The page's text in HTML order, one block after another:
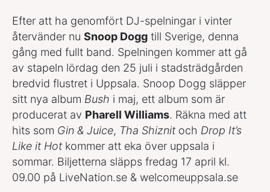
Efter att ha genomfört DJ-spelningar i vinter
återvänder nu Snoop Dogg till Sverige, denna
gång med fullt band. Spelningen kommer att gå
av stapeln lördag den 25 juli i stadsträdgården
bredvid flustret i Uppsala. Snoop Dogg släpper
sitt nya album Bush i maj, ett album som är
producerat av Pharell Williams. Räkna med att
hits som Gin & Juice, Tha Shiznit och Drop It’s
Like it Hot kommer att eka över uppsala i
sommar. Biljetterna släpps fredag 17 april kl.
09.00 på LiveNation.se & welcomeuppsala.se